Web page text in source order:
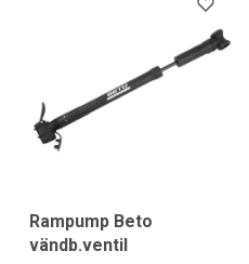
Rampump Beto
vändb.ventil